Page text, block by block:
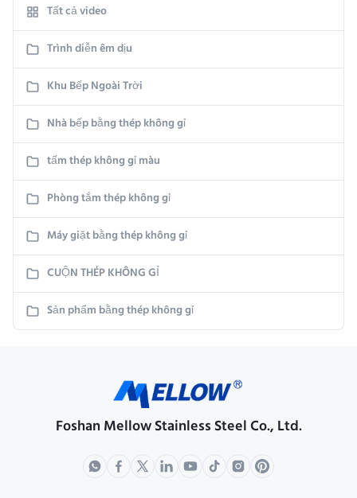
Tất cả video
Trình diễn êm dịu
Khu Bếp Ngoài Trời
Nhà bếp bằng thép không gỉ
tấm thép không gỉ màu
Phòng tắm thép không gỉ
Máy giặt bằng thép không gỉ
CUỘN THÉP KHÔNG GỈ
Sản phẩm bằng thép không gỉ
Foshan Mellow Stainless Steel Co., Ltd.